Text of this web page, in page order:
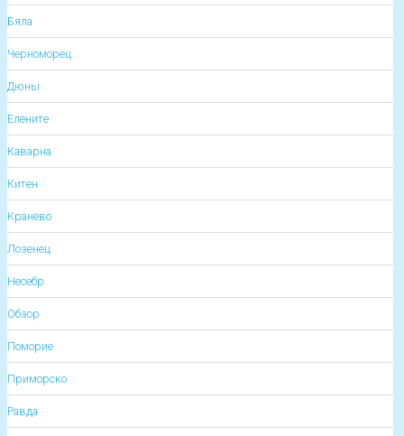
Бяла
Черноморец
Дюны
Елените
Каварна
Китен
Кранево
Лозенец
Несебр
Обзор
Поморие
Приморско
Равда